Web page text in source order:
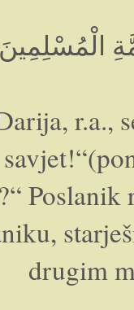
r.a.,
drugim